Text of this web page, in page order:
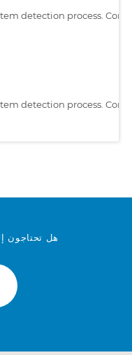
detection process.
detection process.
هل تحتاجون